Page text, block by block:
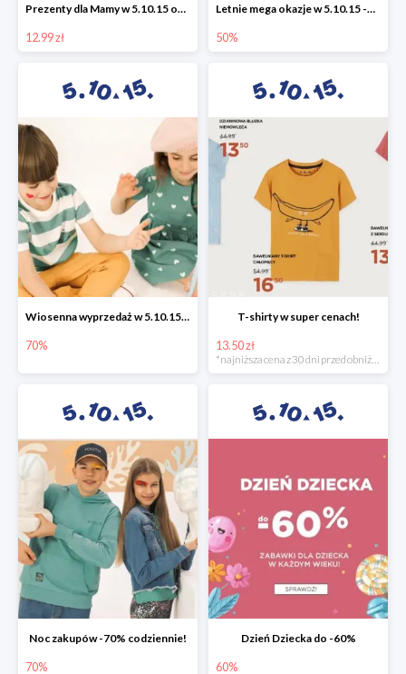
Prezenty dla Mamy w 5.10.15 od 12,99 zł
12.99 zł
Letnie mega okazje w 5.10.15 -50%
50%
Wiosenna wyprzedaż w 5.10.15 -70%
70%
T-shirty w super cenach!
13.50 zł
*najniższa cena z 30 dni przed obniżką
Noc zakupów -70% codziennie!
70%
Dzień Dziecka do -60%
60%